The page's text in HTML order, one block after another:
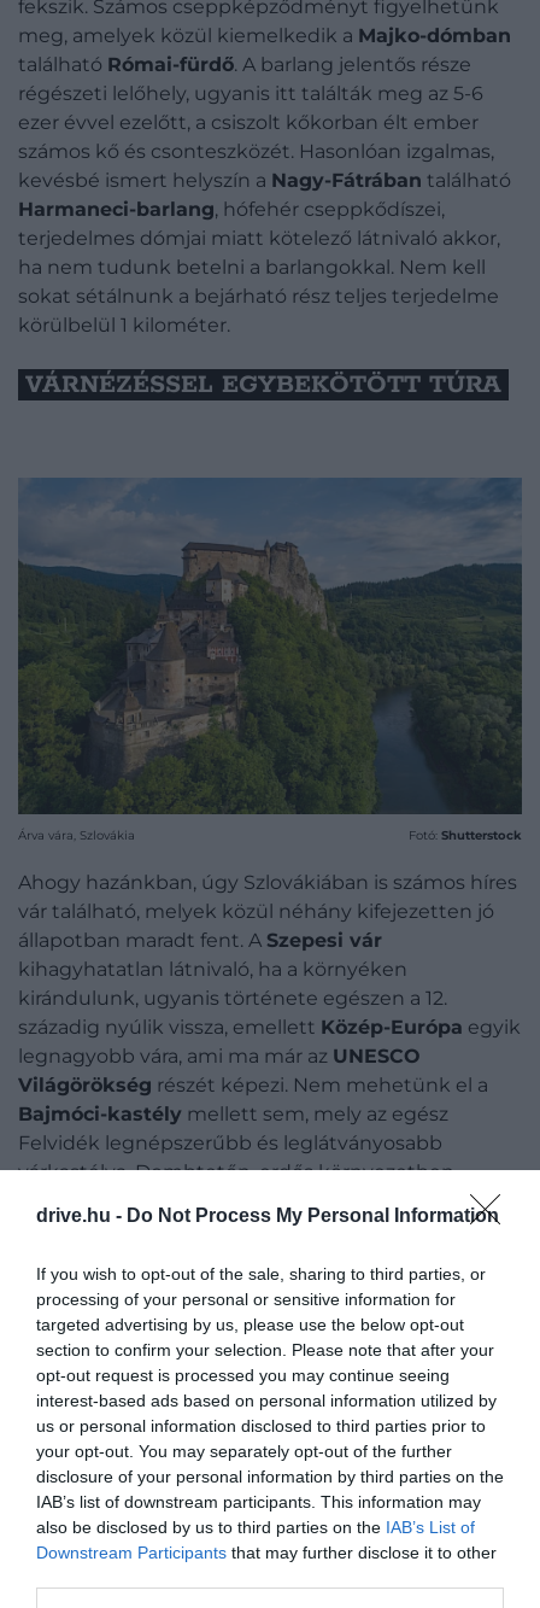
drive.hu - Do Not Process My Personal Information
If you wish to opt-out of the sale, sharing to third parties, or
processing of your personal or sensitive information for
targeted advertising by us, please use the below opt-out
section to confirm your selection. Please note that after your
opt-out request is processed you may continue seeing
interest-based ads based on personal information utilized by
us or personal information disclosed to third parties prior to
your opt-out. You may separately opt-out of the further
disclosure of your personal information by third parties on the
IAB’s list of downstream participants. This information may
also be disclosed by us to third parties on the IAB’s List of
Downstream Participants that may further disclose it to other
fekszik. Számos cseppképződményt figyelhetünk
meg, amelyek közül kiemelkedik a Majko-dómban
található Római-fürdő. A barlang jelentős része
régészeti lelőhely, ugyanis itt találták meg az 5-6
ezer évvel ezelőtt, a csiszolt kőkorban élt ember
számos kő és csonteszközét. Hasonlóan izgalmas,
kevésbé ismert helyszín a Nagy-Fátrában található
Harmaneci-barlang, hófehér cseppkődíszei,
terjedelmes dómjai miatt kötelező látnivaló akkor,
ha nem tudunk betelni a barlangokkal. Nem kell
sokat sétálnunk a bejárható rész teljes terjedelme
körülbelül 1 kilométer.
VÁRNÉZÉSSEL EGYBEKÖTÖTT TÚRA
Árva vára, Szlovákia Fotó: Shutterstock
Ahogy hazánkban, úgy Szlovákiában is számos híres
vár található, melyek közül néhány kifejezetten jó
állapotban maradt fent. A Szepesi vár
kihagyhatatlan látnivaló, ha a környéken
kirándulunk, ugyanis története egészen a 12.
századig nyúlik vissza, emellett Közép-Európa egyik
legnagyobb vára, ami ma már az UNESCO
Világörökség részét képezi. Nem mehetünk el a
Bajmóci-kastély mellett sem, mely az egész
Felvidék legnépszerűbb és leglátványosabb
várkastélya. Dombtetőn, erdős környezetben
térségre. A közelben még állatkert is üzemel, így az
észak felé vennénk az irányt, vegyük irányba az
Oravai
tájegységben található Árva várat
, a 13.
században emelt középkori erődítmény ugyanis
egy 112 méter magas sziklafalra épült, így már csak a
feljutás önmagában felér egy túrával.
SZLOVÁK PARADICSOM NEMZETI
PARK